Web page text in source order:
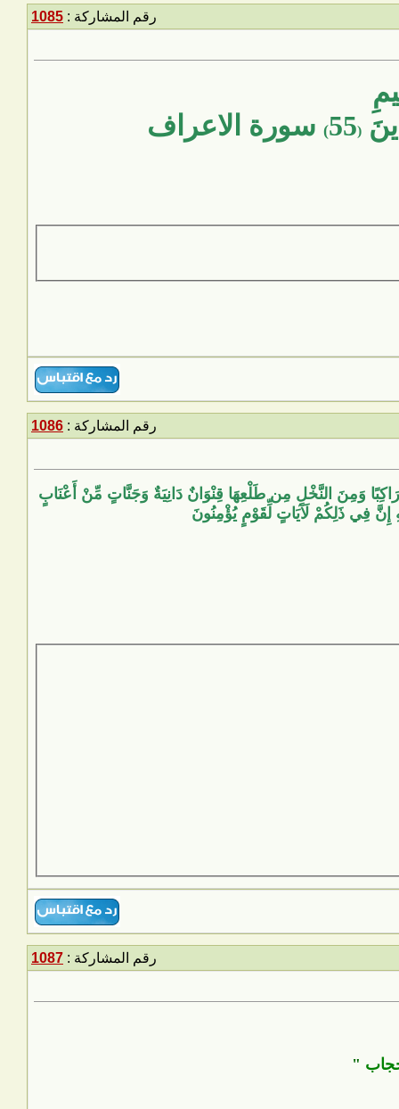
رقم المشاركة : 1085
(
55
) سورة الاعراف
رقم المشاركة : 1086
وَمِنَ النَّخْلِ مِن طَلْعِهَا قِنْوَانٌ دَانِيَةٌ وَجَنَّاتٍ مِّنْ أَعْنَابٍ
إِنَّ فِي ذَلِكُمْ لَآيَاتٍ لِّقَوْمٍ يُؤْمِنُونَ
رقم المشاركة : 1087
"